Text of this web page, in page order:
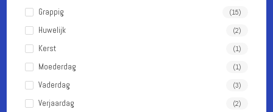
Grappig (15)
Huwelijk (2)
Kerst (1)
Moederdag (1)
Vaderdag (3)
Verjaardag (2)